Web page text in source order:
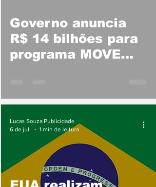
Governo anuncia
R$ 14 bilhões para
programa MOVE
Lucas Souza Publicidade
6 de jul.
1 min de leitura